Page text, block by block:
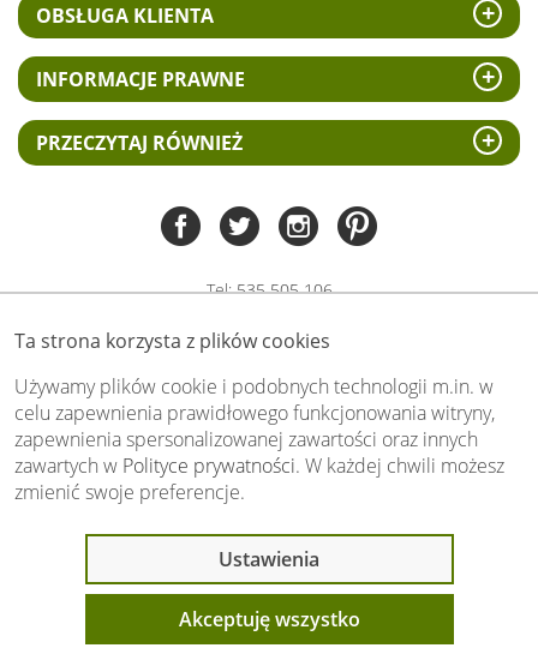
Ta strona korzysta z plików cookies
Używamy plików cookie i podobnych technologii m.in. w
celu zapewnienia prawidłowego funkcjonowania witryny,
zapewnienia spersonalizowanej zawartości oraz innych
zawartych w Polityce prywatności. W każdej chwili możesz
zmienić swoje preferencje.
Ustawienia
Akceptuję wszystko
OBSŁUGA KLIENTA
INFORMACJE PRAWNE
PRZECZYTAJ RÓWNIEŻ
Tel:535 505 106
biuro@swiat-obrazow.pl
Copyright by swiat-obrazow.pl 2026,
Wszelkie prawa zastrzeżone
Stronę oceniło już13702osób.
Otrzymaliśmy4.89pkt. na 5możliwych.
Oceń nas również Ty:
oglądało ten produkt